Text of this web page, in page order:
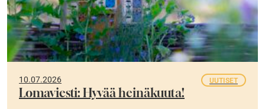
10.07.2026 UUTISET
Lomaviesti: Hyvää heinäkuuta!